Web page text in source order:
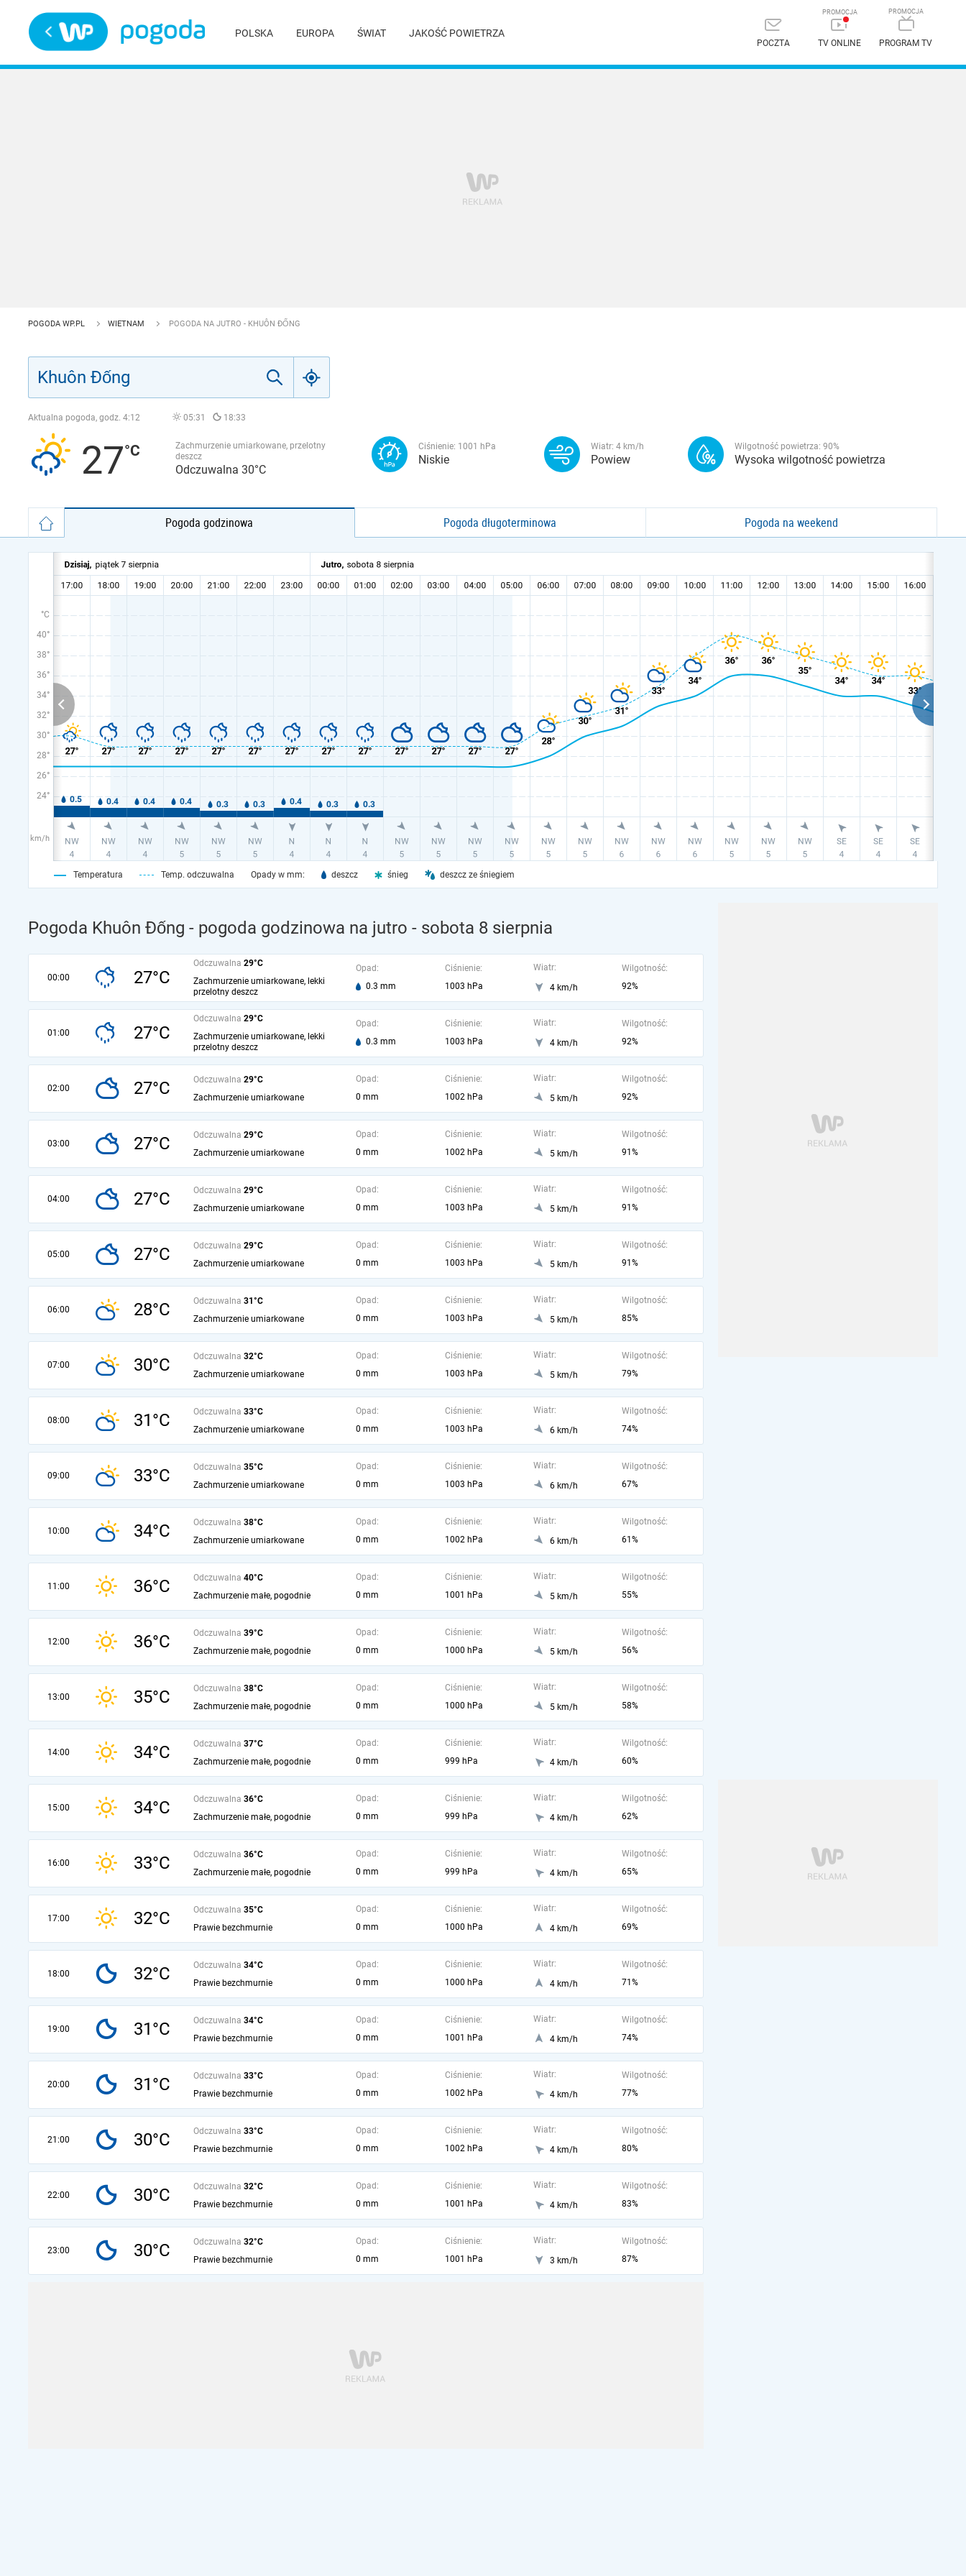
POLSKA EUROPA ŚWIAT JAKOŚĆ POWIETRZA
POCZTA TV ONLINE PROGRAM TV
POGODA WP.PL WIETNAM POGODA NA JUTRO - KHUÔN ĐỐNG
Aktualna pogoda, godz. 4:12 05:31 18:33
27
Zachmurzenie umiarkowane, przelotny
deszcz
Odczuwalna 30°C
Ciśnienie: 1001 hPa
Niskie
Wiatr: 4 km/h
Powiew
Wilgotność powietrza: 90%
Wysoka wilgotność powietrza
Pogoda godzinowa Pogoda długoterminowa Pogoda na weekend
°C
40°
38°
36°
34°
32°
30°
28°
26°
24°
km/h
Temperatura Temp. odczuwalna Opady w mm: deszcz śnieg deszcz ze śniegiem
Pogoda Khuôn Đống - pogoda godzinowa na jutro - sobota 8 sierpnia
00:00 27°C
Odczuwalna 29°C
Zachmurzenie umiarkowane, lekki
przelotny deszcz
Opad:
0.3 mm
Ciśnienie:
1003 hPa
Wiatr:
4 km/h
Wilgotność:
92%
01:00 27°C
Odczuwalna 29°C
Zachmurzenie umiarkowane, lekki
przelotny deszcz
Opad:
0.3 mm
Ciśnienie:
1003 hPa
Wiatr:
4 km/h
Wilgotność:
92%
02:00 27°C Odczuwalna 29°C
Zachmurzenie umiarkowane
Opad:
0 mm
Ciśnienie:
1002 hPa
Wiatr:
5 km/h
Wilgotność:
92%
03:00 27°C Odczuwalna 29°C
Zachmurzenie umiarkowane
Opad:
0 mm
Ciśnienie:
1002 hPa
Wiatr:
5 km/h
Wilgotność:
91%
04:00 27°C Odczuwalna 29°C
Zachmurzenie umiarkowane
Opad:
0 mm
Ciśnienie:
1003 hPa
Wiatr:
5 km/h
Wilgotność:
91%
05:00 27°C Odczuwalna 29°C
Zachmurzenie umiarkowane
Opad:
0 mm
Ciśnienie:
1003 hPa
Wiatr:
5 km/h
Wilgotność:
91%
06:00 28°C Odczuwalna 31°C
Zachmurzenie umiarkowane
Opad:
0 mm
Ciśnienie:
1003 hPa
Wiatr:
5 km/h
Wilgotność:
85%
07:00 30°C Odczuwalna 32°C
Zachmurzenie umiarkowane
Opad:
0 mm
Ciśnienie:
1003 hPa
Wiatr:
5 km/h
Wilgotność:
79%
08:00 31°C Odczuwalna 33°C
Zachmurzenie umiarkowane
Opad:
0 mm
Ciśnienie:
1003 hPa
Wiatr:
6 km/h
Wilgotność:
74%
09:00 33°C Odczuwalna 35°C
Zachmurzenie umiarkowane
Opad:
0 mm
Ciśnienie:
1003 hPa
Wiatr:
6 km/h
Wilgotność:
67%
10:00 34°C Odczuwalna 38°C
Zachmurzenie umiarkowane
Opad:
0 mm
Ciśnienie:
1002 hPa
Wiatr:
6 km/h
Wilgotność:
61%
11:00 36°C Odczuwalna 40°C
Zachmurzenie małe, pogodnie
Opad:
0 mm
Ciśnienie:
1001 hPa
Wiatr:
5 km/h
Wilgotność:
55%
12:00 36°C Odczuwalna 39°C
Zachmurzenie małe, pogodnie
Opad:
0 mm
Ciśnienie:
1000 hPa
Wiatr:
5 km/h
Wilgotność:
56%
13:00 35°C Odczuwalna 38°C
Zachmurzenie małe, pogodnie
Opad:
0 mm
Ciśnienie:
1000 hPa
Wiatr:
5 km/h
Wilgotność:
58%
14:00 34°C Odczuwalna 37°C
Zachmurzenie małe, pogodnie
Opad:
0 mm
Ciśnienie:
999 hPa
Wiatr:
4 km/h
Wilgotność:
60%
15:00 34°C Odczuwalna 36°C
Zachmurzenie małe, pogodnie
Opad:
0 mm
Ciśnienie:
999 hPa
Wiatr:
4 km/h
Wilgotność:
62%
16:00 33°C Odczuwalna 36°C
Zachmurzenie małe, pogodnie
Opad:
0 mm
Ciśnienie:
999 hPa
Wiatr:
4 km/h
Wilgotność:
65%
17:00 32°C Odczuwalna 35°C
Prawie bezchmurnie
Opad:
0 mm
Ciśnienie:
1000 hPa
Wiatr:
4 km/h
Wilgotność:
69%
18:00 32°C Odczuwalna 34°C
Prawie bezchmurnie
Opad:
0 mm
Ciśnienie:
1000 hPa
Wiatr:
4 km/h
Wilgotność:
71%
19:00 31°C Odczuwalna 34°C
Prawie bezchmurnie
Opad:
0 mm
Ciśnienie:
1001 hPa
Wiatr:
4 km/h
Wilgotność:
74%
20:00 31°C Odczuwalna 33°C
Prawie bezchmurnie
Opad:
0 mm
Ciśnienie:
1002 hPa
Wiatr:
4 km/h
Wilgotność:
77%
21:00 30°C Odczuwalna 33°C
Prawie bezchmurnie
Opad:
0 mm
Ciśnienie:
1002 hPa
Wiatr:
4 km/h
Wilgotność:
80%
22:00 30°C Odczuwalna 32°C
Prawie bezchmurnie
Opad:
0 mm
Ciśnienie:
1001 hPa
Wiatr:
4 km/h
Wilgotność:
83%
23:00 30°C Odczuwalna 32°C
Prawie bezchmurnie
Opad:
0 mm
Ciśnienie:
1001 hPa
Wiatr:
3 km/h
Wilgotność:
87%